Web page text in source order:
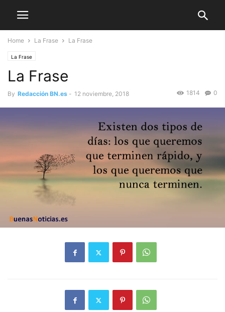
Home La Frase La Frase
La Frase
La Frase
By Redacción BN.es - 12 noviembre, 2018 0
1814